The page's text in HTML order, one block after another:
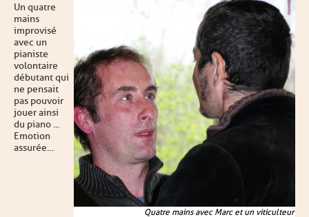
Quatre mains avec Marc et un viticulteur
Un quatre
mains
improvisé
avec un
pianiste
volontaire
débutant qui
ne pensait
pas pouvoir
jouer ainsi
du piano ...
Emotion
assurée…